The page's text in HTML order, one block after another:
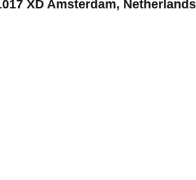
XD Amsterdam, Netherlands